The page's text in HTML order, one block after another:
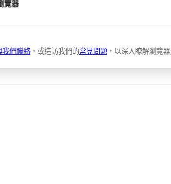
覽器
我們聯絡，或造訪我們的常見問題 ，以深入瞭解瀏覽